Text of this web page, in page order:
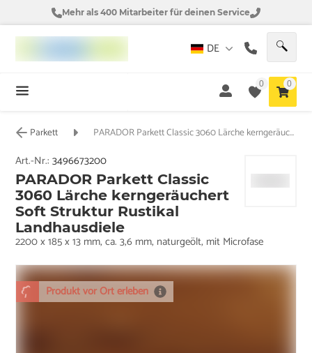
Mehr als 400 Mitarbeiter für deinen Service
DE
0 0
Parkett PARADOR Parkett Classic 3060 Lärche kerngeräuchert Soft Struktur Rustikal Landhausdiele
Produkt vor Ort erleben
Art.-Nr.:3496673200
PARADOR Parkett Classic
3060 Lärche kerngeräuchert
Soft Struktur Rustikal
Landhausdiele
2200 x 185 x 13 mm, ca. 3,6 mm, naturgeölt, mit Microfase